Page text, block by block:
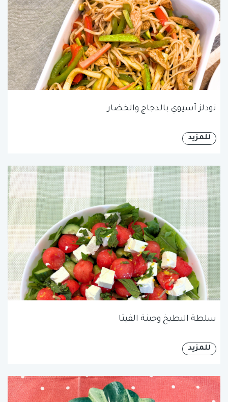
نودلز آسيوي بالدجاج والخضار
للمزيد
سلطة البطيخ وجبنة الفيتا
للمزيد